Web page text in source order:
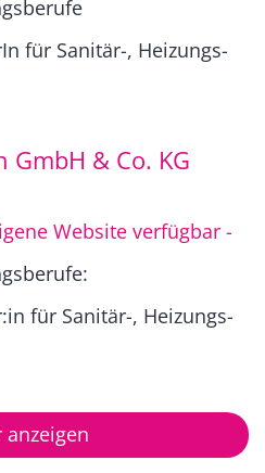
für Sanitär-, Heizungs-
& Co. KG
Website verfügbar -
für Sanitär-, Heizungs-
anzeigen